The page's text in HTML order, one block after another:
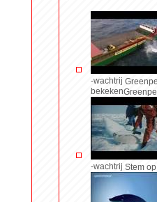
-wachtrij
bekeken
-wachtrij Stem